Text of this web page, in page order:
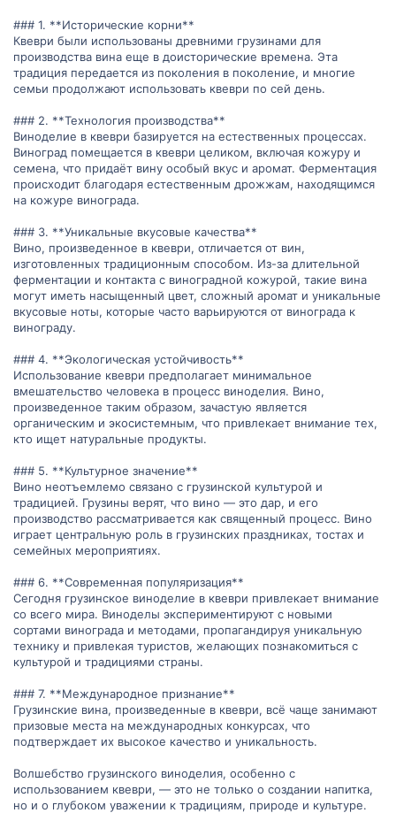
### 1. **Исторические корни**
Квеври были использованы древними грузинами для
производства вина еще в доисторические времена. Эта
традиция передается из поколения в поколение, и многие
семьи продолжают использовать квеври по сей день.
### 2. **Технология производства**
Виноделие в квеври базируется на естественных процессах.
Виноград помещается в квеври целиком, включая кожуру и
семена, что придаёт вину особый вкус и аромат. Ферментация
происходит благодаря естественным дрожжам, находящимся
на кожуре винограда.
### 3. **Уникальные вкусовые качества**
Вино, произведенное в квеври, отличается от вин,
изготовленных традиционным способом. Из-за длительной
ферментации и контакта с виноградной кожурой, такие вина
могут иметь насыщенный цвет, сложный аромат и уникальные
вкусовые ноты, которые часто варьируются от винограда к
винограду.
### 4. **Экологическая устойчивость**
Использование квеври предполагает минимальное
вмешательство человека в процесс виноделия. Вино,
произведенное таким образом, зачастую является
органическим и экосистемным, что привлекает внимание тех,
кто ищет натуральные продукты.
### 5. **Культурное значение**
Вино неотъемлемо связано с грузинской культурой и
традицией. Грузины верят, что вино — это дар, и его
производство рассматривается как священный процесс. Вино
играет центральную роль в грузинских праздниках, тостах и
семейных мероприятиях.
### 6. **Современная популяризация**
Сегодня грузинское виноделие в квеври привлекает внимание
со всего мира. Виноделы экспериментируют с новыми
сортами винограда и методами, пропагандируя уникальную
технику и привлекая туристов, желающих познакомиться с
культурой и традициями страны.
### 7. **Международное признание**
Грузинские вина, произведенные в квеври, всё чаще занимают
призовые места на международных конкурсах, что
подтверждает их высокое качество и уникальность.
Волшебство грузинского виноделия, особенно с
использованием квеври, — это не только о создании напитка,
но и о глубоком уважении к традициям, природе и культуре.